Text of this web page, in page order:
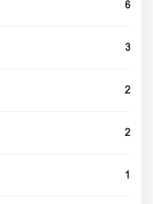
6
3
2
2
1